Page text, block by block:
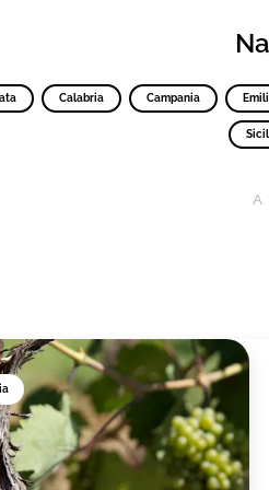
Calabria Campania
A